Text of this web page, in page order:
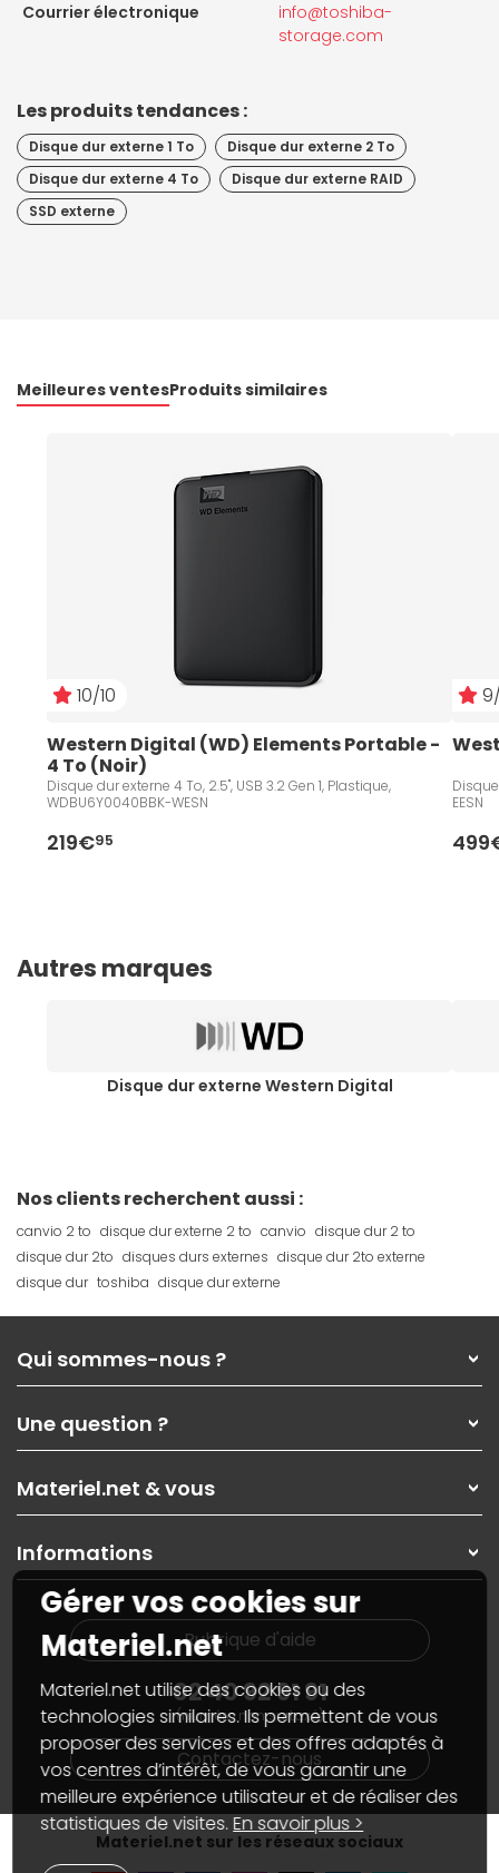
Courrier électronique
info@toshiba-
storage.com
Les produits tendances :
Disque dur externe 1 To
Disque dur externe 2 To
Disque dur externe 4 To
Disque dur externe RAID
SSD externe
Meilleures ventesProduits similaires
10/10
Western Digital (WD) Elements Portable -
4 To (Noir)
Disque dur externe 4 To, 2.5", USB 3.2 Gen 1, Plastique,
WDBU6Y0040BBK-WESN
219€95
Disque
EESN
Autres marques
Disque dur externe Western Digital
Nos clients recherchent aussi :
canvio 2 to disque dur externe 2 to canvio disque dur 2 to
disque dur 2to disques durs externes disque dur 2to externe
disque dur toshiba disque dur externe
Qui sommes-nous ?
Nos services
Les magasins Materiel.net
Nos solutions pour les pros
Contactez-nous
Une question ?
Paiement, livraison
Garanties,Pack Zen
SAV, demander un retour
Informations
Guides d'achats et tutoriels
Materiel.net & vous
On rachète votre carte graphique
PC sur mesure : Votre RDV personnalisé
Notre démarche écologique
Materiel.net recrute
Notre programme d'affiliation
Partenariat & Sponsoring
Informations
Plan du site
Nos marques
Conditions générales de vente
Informations légales
Données personnellesetcookies
Gérer vos cookies
Accessibilité : non conforme
Rubrique d'aide
02 40 92 91 91
(numéro non surtaxé)
Contactez-nous
Materiel.net sur les réseaux sociaux
Gérer vos cookies sur
Materiel.net
Materiel.net utilise des cookies ou des
technologies similaires. Ils permettent de vous
proposer des services et des offres adaptés à
vos centres d’intérêt, de vous garantir une
meilleure expérience utilisateur et de réaliser des
statistiques de visites.En savoir plus >